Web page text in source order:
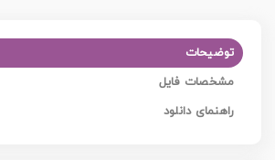
توضیحات
مشخصات فایل
راهنمای دانلود